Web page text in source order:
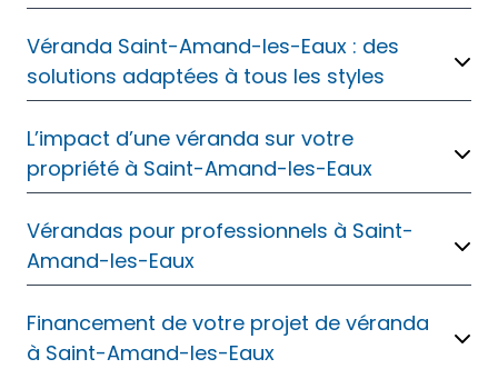
Véranda Saint-Amand-les-Eaux : des
solutions adaptées à tous les styles
L’impact d’une véranda sur votre
propriété à Saint-Amand-les-Eaux
Vérandas pour professionnels à Saint-
Amand-les-Eaux
Financement de votre projet de véranda
à Saint-Amand-les-Eaux